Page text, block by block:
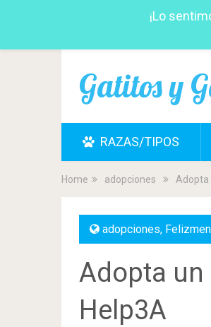
Gatitos y
RAZAS/TIPOS
Home adopciones Adopta
adopciones,
Adopta un
Help3A
¡Lo